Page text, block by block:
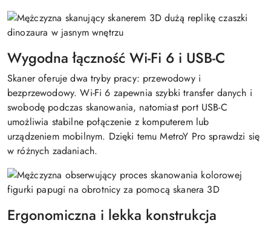
Wygodna łączność Wi-Fi 6 i USB-C
Skaner oferuje dwa tryby pracy: przewodowy i
bezprzewodowy. Wi-Fi 6 zapewnia szybki transfer danych i
swobodę podczas skanowania, natomiast port USB-C
umożliwia stabilne połączenie z komputerem lub
urządzeniem mobilnym. Dzięki temu MetroY Pro sprawdzi się
w różnych zadaniach.
Ergonomiczna i lekka konstrukcja